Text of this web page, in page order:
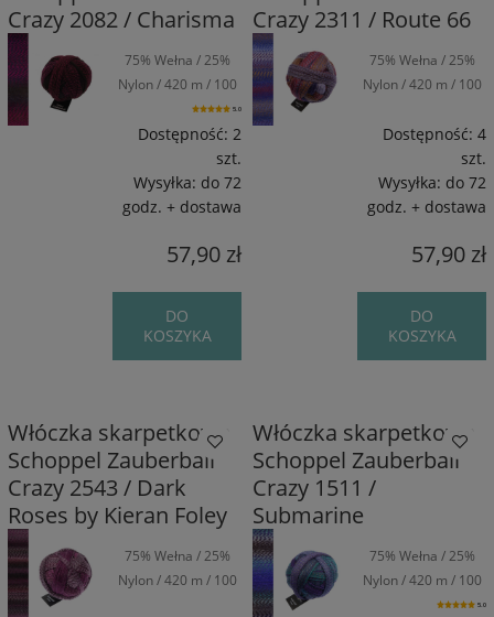
Crazy 2082 / Charisma
75% Wełna / 25%
Nylon / 420 m / 100
5.0
Dostępność: 2
szt.
Wysyłka: do 72
godz. + dostawa
57,90 zł
DO
KOSZYKA
Crazy 2311 / Route 66
75% Wełna / 25%
Nylon / 420 m / 100
Dostępność: 4
szt.
Wysyłka: do 72
godz. + dostawa
57,90 zł
DO
KOSZYKA
Włóczka skarpetkowa
Schoppel Zauberball
Crazy 2543 / Dark
Roses by Kieran Foley
75% Wełna / 25%
Nylon / 420 m / 100
Włóczka skarpetkowa
Schoppel Zauberball
Crazy 1511 /
Submarine
75% Wełna / 25%
Nylon / 420 m / 100
5.0